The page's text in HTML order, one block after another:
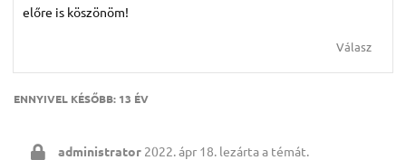
előre is köszönöm!
Válasz
ENNYIVEL KÉSŐBB: 13 ÉV
administrator 2022. ápr 18. lezárta a témát.